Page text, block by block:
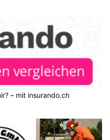
– mit insurando.ch